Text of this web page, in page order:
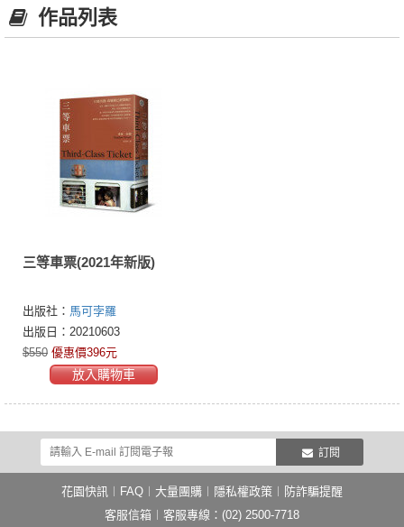
作品列表
三等車票(2021年新版)
出版社： 馬可孛羅
出版日：20210603
$550 優惠價396元
放入購物車
訂閱
花園快訊 FAQ 大量團購 隱私權政策
防詐騙提醒
客服信箱 ︱客服專線：(02) 2500-7718